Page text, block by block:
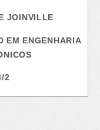
JOINVILLE
EM ENGENHARIA
2